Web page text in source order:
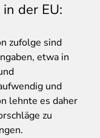
der EU:
zufolge sind
etwa in
und
lehnte es daher
zu